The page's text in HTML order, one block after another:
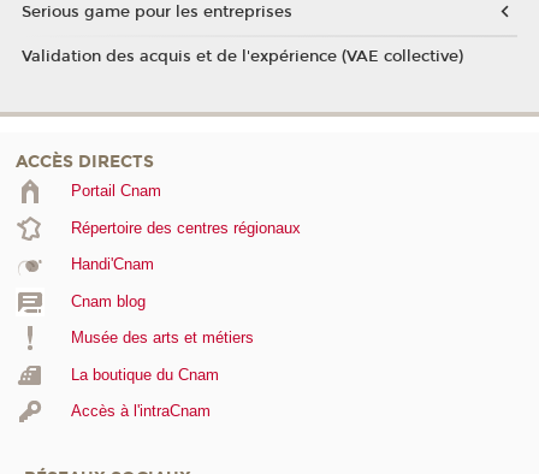
Serious game pour les entreprises
Validation des acquis et de l'expérience (VAE collective)
ACCÈS DIRECTS
Portail Cnam
Répertoire des centres régionaux
Handi'Cnam
Cnam blog
Musée des arts et métiers
La boutique du Cnam
Accès à l'intraCnam